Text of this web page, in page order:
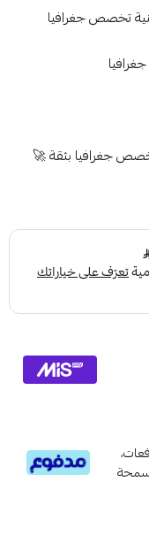
تخصص جغرافيا
جغرافيا بثقة 🚀
ميسرة إلى 4 وحتى 6 دفعات،